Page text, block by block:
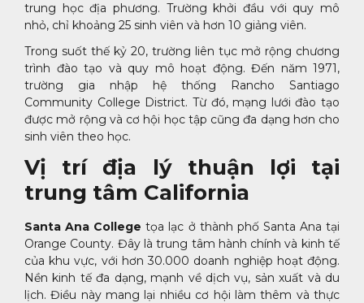
trung học địa phương. Trường khởi đầu với quy mô
nhỏ, chỉ khoảng 25 sinh viên và hơn 10 giảng viên.
Trong suốt thế kỷ 20, trường liên tục mở rộng chương
trình đào tạo và quy mô hoạt động. Đến năm 1971,
trường gia nhập hệ thống Rancho Santiago
Community College District. Từ đó, mạng lưới đào tạo
được mở rộng và cơ hội học tập cũng đa dạng hơn cho
sinh viên theo học.
Vị trí địa lý thuận lợi tại
trung tâm California
Santa Ana College tọa lạc ở thành phố Santa Ana tại
Orange County. Đây là trung tâm hành chính và kinh tế
của khu vực, với hơn 30.000 doanh nghiệp hoạt động.
Nền kinh tế đa dạng, mạnh về dịch vụ, sản xuất và du
lịch. Điều này mang lại nhiều cơ hội làm thêm và thực